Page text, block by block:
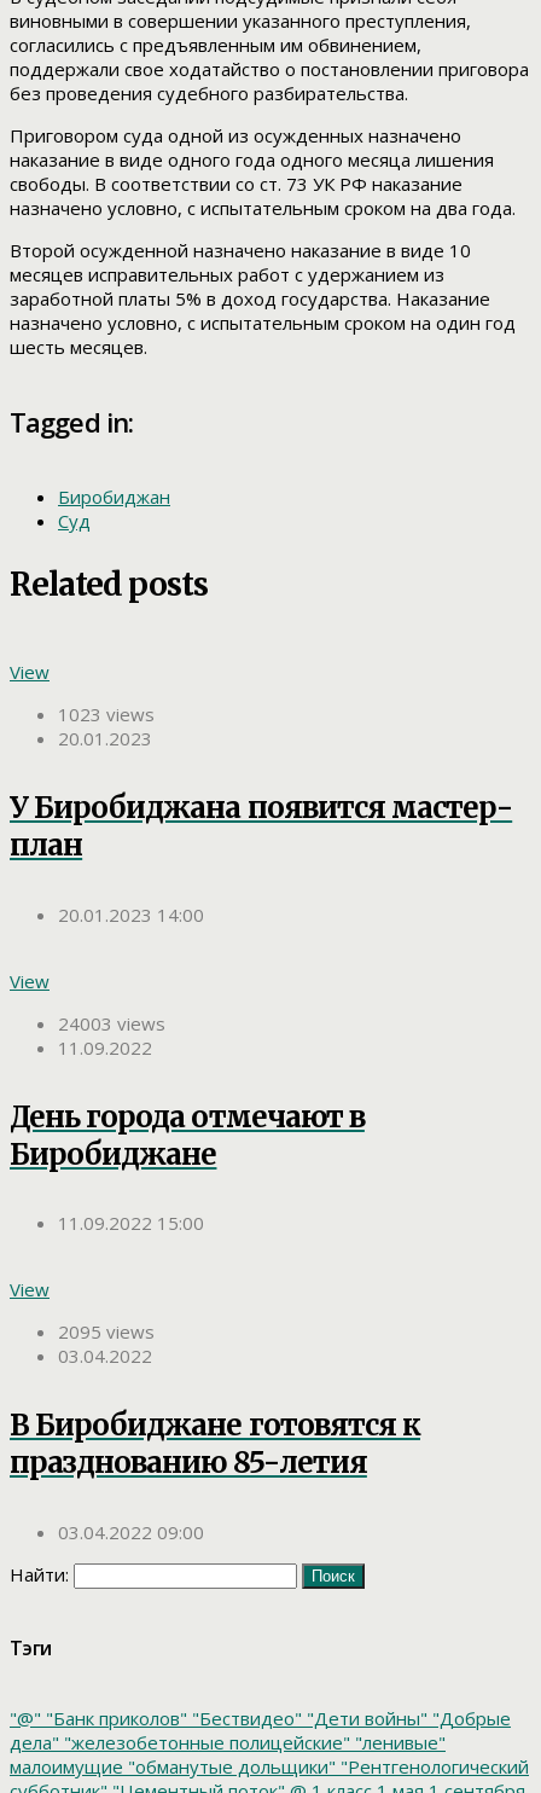
виновными в совершении указанного преступления,
согласились с предъявленным им обвинением,
поддержали свое ходатайство о постановлении приговора
без проведения судебного разбирательства.
Приговором суда одной из осужденных назначено
наказание в виде одного года одного месяца лишения
свободы. В соответствии со ст. 73 УК РФ наказание
назначено условно, с испытательным сроком на два года.
Второй осужденной назначено наказание в виде 10
месяцев исправительных работ с удержанием из
заработной платы 5% в доход государства. Наказание
назначено условно, с испытательным сроком на один год
шесть месяцев.
Tagged in:
Биробиджан
Суд
Related posts
View
1023 views
20.01.2023
У Биробиджана появится мастер-
план
20.01.2023 14:00
View
24003 views
11.09.2022
День города отмечают в
Биробиджане
11.09.2022 15:00
View
2095 views
03.04.2022
В Биробиджане готовятся к
празднованию 85-летия
03.04.2022 09:00
Найти:
Тэги
"@" "Банк приколов" "Бествидео" "Дети войны" "Добрые
дела" "железобетонные полицейские" "ленивые"
малоимущие "обманутые дольщики" "Рентгенологический